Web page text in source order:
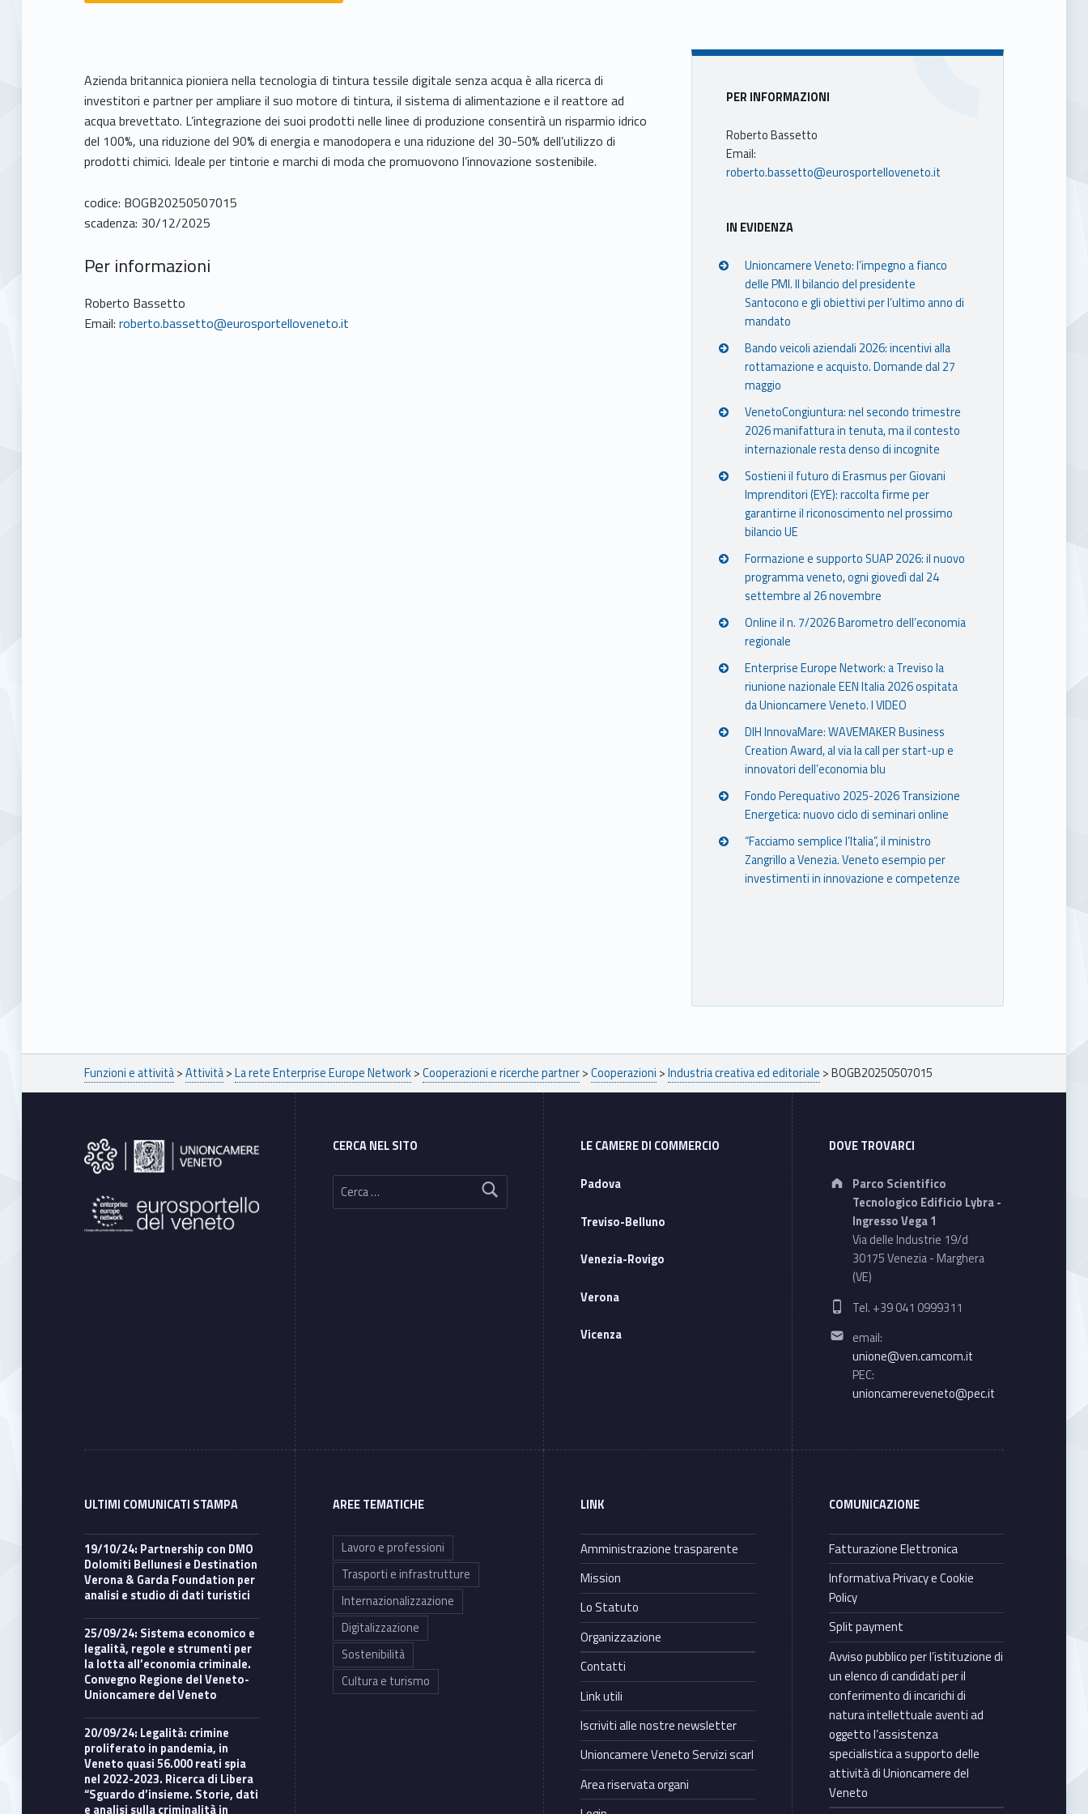
Azienda britannica pioniera nella tecnologia di tintura tessile digitale senza acqua è alla ricerca di
investitori e partner per ampliare il suo motore di tintura, il sistema di alimentazione e il reattore ad
acqua brevettato. L’integrazione dei suoi prodotti nelle linee di produzione consentirà un risparmio idrico
del 100%, una riduzione del 90% di energia e manodopera e una riduzione del 30-50% dell’utilizzo di
prodotti chimici. Ideale per tintorie e marchi di moda che promuovono l’innovazione sostenibile.
codice: BOGB20250507015
scadenza: 30/12/2025
Per informazioni
Roberto Bassetto
Email:roberto.bassetto@eurosportelloveneto.it
Sidebar
PER INFORMAZIONI
Roberto Bassetto
Email:
roberto.bassetto@eurosportelloveneto.it
IN EVIDENZA
Unioncamere Veneto: l’impegno a fianco
delle PMI. Il bilancio del presidente
Santocono e gli obiettivi per l’ultimo anno di
mandato
Bando veicoli aziendali 2026: incentivi alla
rottamazione e acquisto. Domande dal 27
maggio
VenetoCongiuntura: nel secondo trimestre
2026 manifattura in tenuta, ma il contesto
internazionale resta denso di incognite
Sostieni il futuro di Erasmus per Giovani
Imprenditori (EYE): raccolta firme per
garantirne il riconoscimento nel prossimo
bilancio UE
Formazione e supporto SUAP 2026: il nuovo
programma veneto, ogni giovedì dal 24
settembre al 26 novembre
Online il n. 7/2026 Barometro dell’economia
regionale
Enterprise Europe Network: a Treviso la
riunione nazionale EEN Italia 2026 ospitata
da Unioncamere Veneto. I VIDEO
DIH InnovaMare: WAVEMAKER Business
Creation Award, al via la call per start-up e
innovatori dell’economia blu
Fondo Perequativo 2025-2026 Transizione
Energetica: nuovo ciclo di seminari online
“Facciamo semplice l’Italia”, il ministro
Zangrillo a Venezia. Veneto esempio per
investimenti in innovazione e competenze
Breadcrumbs navigation
Funzioni e attività>Attività>La rete Enterprise Europe Network>Cooperazioni e ricerche partner>Cooperazioni >Industria creativa ed editoriale >BOGB20250507015
Footer sidebar
CERCA NEL SITO
Ricerca per:
LE CAMERE DI COMMERCIO
Padova
Treviso-Belluno
Venezia-Rovigo
Verona
Vicenza
DOVE TROVARCI
Address:
Parco Scientifico
Tecnologico Edificio Lybra -
Ingresso Vega 1
Via delle Industrie 19/d
30175 Venezia - Marghera
(VE)
Phone number:
Tel. +39 041 0999311
Email address:
email:
unione@ven.camcom.it
PEC:
unioncamereveneto@pec.it
ULTIMI COMUNICATI STAMPA
19/10/24: Partnership con DMO
Dolomiti Bellunesi e Destination
Verona & Garda Foundation per
analisi e studio di dati turistici
25/09/24: Sistema economico e
legalità, regole e strumenti per
la lotta all’economia criminale.
Convegno Regione del Veneto-
Unioncamere del Veneto
20/09/24: Legalità: crimine
proliferato in pandemia, in
Veneto quasi 56.000 reati spia
nel 2022-2023. Ricerca di Libera
“Sguardo d’insieme. Storie, dati
e analisi sulla criminalità in
AREE TEMATICHE
Lavoro e professioni
Trasporti e infrastrutture
Internazionalizzazione
Digitalizzazione
Sostenibilità
Cultura e turismo
LINK
Amministrazione trasparente
Mission
Lo Statuto
Organizzazione
Contatti
Link utili
Iscriviti alle nostre newsletter
Unioncamere Veneto Servizi scarl
Area riservata organi
COMUNICAZIONE
Fatturazione Elettronica
Informativa Privacy e Cookie
Policy
Split payment
Avviso pubblico per l’istituzione di
un elenco di candidati per il
conferimento di incarichi di
natura intellettuale aventi ad
oggetto l’assistenza
specialistica a supporto delle
attività di Unioncamere del
Veneto